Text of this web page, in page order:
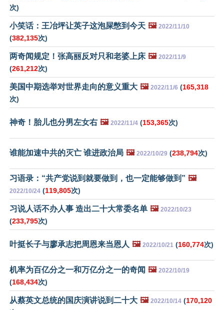
次)
小笑话：王冶坪让英子这泡屎憋到今天 🖼️ 2022/11/10
(382,135次)
两奇闻规定！张高丽反对只和老婆上床 🖼️ 2022/11/9
(261,212次)
美国中期选举对世界走向的意义重大 🖼️ 2022/11/6 (165,318
次)
神奇！胎儿也分男左女右 🖼️ 2022/11/4 (153,365次)
谁能加速中共的灭亡 谁进政治局 🖼️ 2022/10/29 (238,794次)
习语录：“共产党说到就要做到，也一定能够做到” 🖼️
2022/10/24 (119,805次)
习说人话不办人事 造出二十大常委名单 🖼️ 2022/10/23
(233,795次)
叶挺长子与廖承志把周恩来当恩人 🖼️ 2022/10/21 (160,774次)
机率为百亿分之一和万亿分之一的奇闻 🖼️ 2022/10/19
(168,434次)
从蔡英文总统的国庆演讲说到二十大 🖼️ 2022/10/14 (170,120